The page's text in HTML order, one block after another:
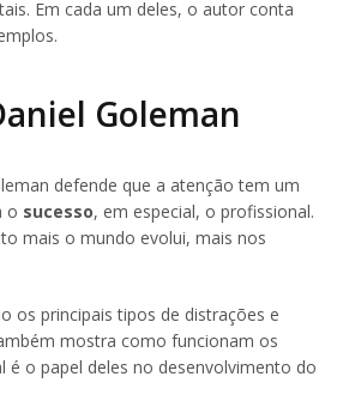
Em cada um deles, o autor conta
Goleman
defende que a atenção tem um
o sucesso, em especial, o profissional.
mais o mundo evolui, mais nos
os principais tipos de distrações e
mostra como funcionam os
é o papel deles no desenvolvimento do